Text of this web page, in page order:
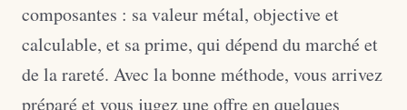
composantes : sa valeur métal, objective et
calculable, et sa prime, qui dépend du marché et
de la rareté. Avec la bonne méthode, vous arrivez
préparé et vous jugez une offre en quelques